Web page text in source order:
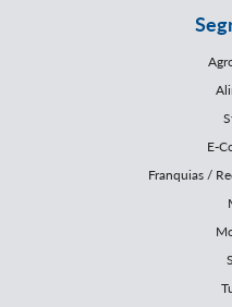
E-
Franquias /